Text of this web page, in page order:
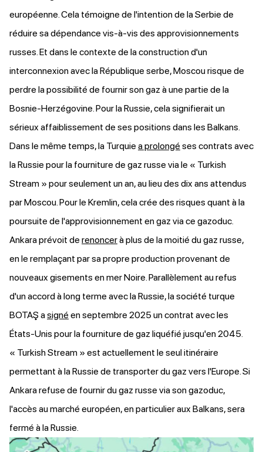
européenne. Cela témoigne de l'intention de la Serbie de
réduire sa dépendance vis-à-vis des approvisionnements
russes. Et dans le contexte de la construction d'un
interconnexion avec la République serbe, Moscou risque de
perdre la possibilité de fournir son gaz à une partie de la
Bosnie-Herzégovine. Pour la Russie, cela signifierait un
sérieux affaiblissement de ses positions dans les Balkans.
Dans le même temps, la Turquie a prolongé ses contrats avec
la Russie pour la fourniture de gaz russe via le « Turkish
Stream » pour seulement un an, au lieu des dix ans attendus
par Moscou. Pour le Kremlin, cela crée des risques quant à la
poursuite de l'approvisionnement en gaz via ce gazoduc.
Ankara prévoit de renoncerà plus de la moitié du gaz russe,
en le remplaçant par sa propre production provenant de
nouveaux gisements en mer Noire. Parallèlement au refus
d'un accord à long terme avec la Russie, la société turque
BOTAŞ asigné en septembre 2025 un contrat avec les
États-Unis pour la fourniture de gaz liquéfié jusqu'en 2045.
« Turkish Stream » est actuellement le seul itinéraire
permettant à la Russie de transporter du gaz vers l'Europe. Si
Ankara refuse de fournir du gaz russe via son gazoduc,
l'accès au marché européen, en particulier aux Balkans, sera
fermé à la Russie.